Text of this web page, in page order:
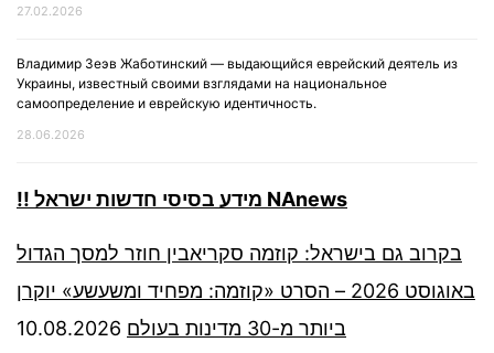
27.02.2026
Владимир Зеэв Жаботинский — выдающийся еврейский деятель из
Украины, известный своими взглядами на национальное
самоопределение и еврейскую идентичность.
28.06.2026
!! מידע בסיסי חדשות ישראל NAnews
בקרוב גם בישראל: קוזמה סקריאבין חוזר למסך הגדול
באוגוסט 2026 – הסרט «קוזמה: מפחיד ומשעשע» יוקרן
ביותר מ-30 מדינות בעולם
10.08.2026